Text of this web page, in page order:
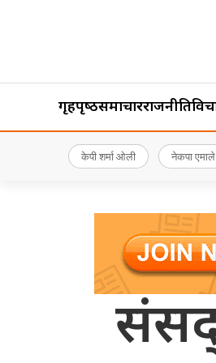
गृहपृष्‍ठसमाचारराजनीति
केपी शर्मा ओली नेकपा एमाले